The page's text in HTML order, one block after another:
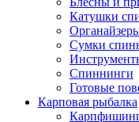
Катушки
Сумки
Спиннинги
Готовые
Карповая рыбалка